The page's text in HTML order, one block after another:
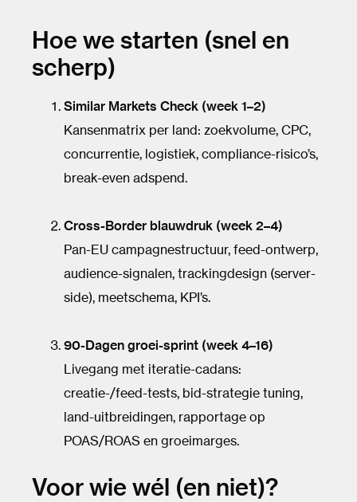
Hoe we starten (snel en
scherp)
Similar Markets Check (week 1–2)
Kansenmatrix per land: zoekvolume, CPC,
concurrentie, logistiek, compliance-risico’s,
break-even adspend.
Cross-Border blauwdruk (week 2–4)
Pan-EU campagnestructuur, feed-ontwerp,
audience-signalen, trackingdesign (server-
side), meetschema, KPI’s.
90-Dagen groei-sprint (week 4–16)
Livegang met iteratie-cadans:
creatie-/feed-tests, bid-strategie tuning,
land-uitbreidingen, rapportage op
POAS/ROAS en groeimarges.
Voor wie wél (en niet)?